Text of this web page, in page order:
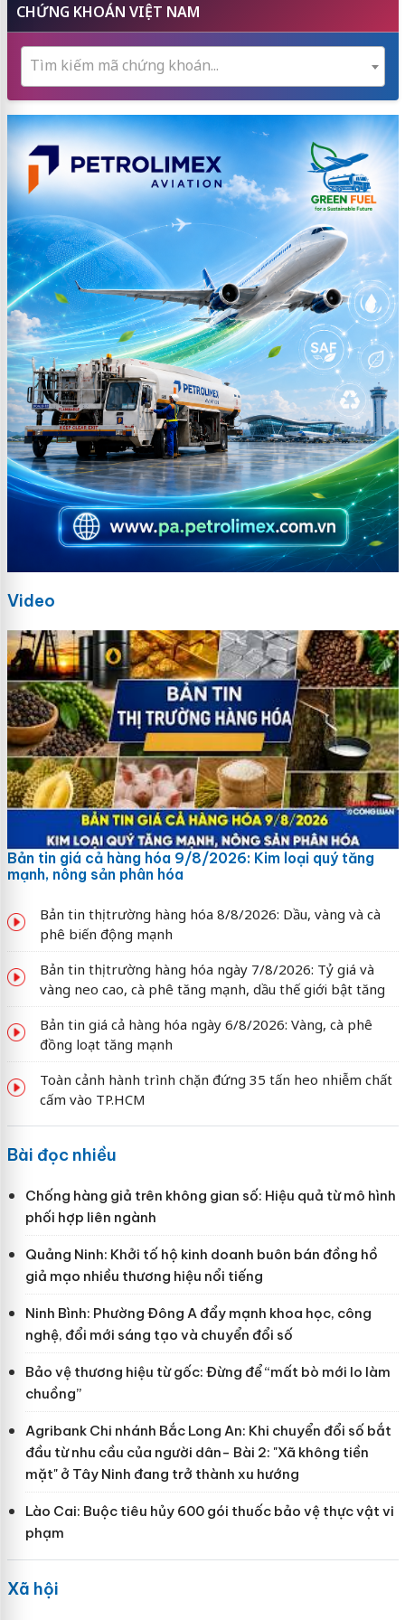
CHỨNG KHOÁN VIỆT NAM
Tìm kiếm mã chứng khoán...
Video
Bản tin giá cả hàng hóa 9/8/2026: Kim loại quý tăng
mạnh, nông sản phân hóa
Bản tin thị trường hàng hóa 8/8/2026: Dầu, vàng và cà
phê biến động mạnh
Bản tin thị trường hàng hóa ngày 7/8/2026: Tỷ giá và
vàng neo cao, cà phê tăng mạnh, dầu thế giới bật tăng
Bản tin giá cả hàng hóa ngày 6/8/2026: Vàng, cà phê
đồng loạt tăng mạnh
Toàn cảnh hành trình chặn đứng 35 tấn heo nhiễm chất
cấm vào TP.HCM
Bài đọc nhiều
Chống hàng giả trên không gian số: Hiệu quả từ mô hình
phối hợp liên ngành
Quảng Ninh: Khởi tố hộ kinh doanh buôn bán đồng hồ
giả mạo nhiều thương hiệu nổi tiếng
Ninh Bình: Phường Đông A đẩy mạnh khoa học, công
nghệ, đổi mới sáng tạo và chuyển đổi số
Bảo vệ thương hiệu từ gốc: Đừng để “mất bò mới lo làm
chuồng”
Agribank Chi nhánh Bắc Long An: Khi chuyển đổi số bắt
đầu từ nhu cầu của người dân- Bài 2: "Xã không tiền
mặt" ở Tây Ninh đang trở thành xu hướng
Lào Cai: Buộc tiêu hủy 600 gói thuốc bảo vệ thực vật vi
phạm
Xã hội